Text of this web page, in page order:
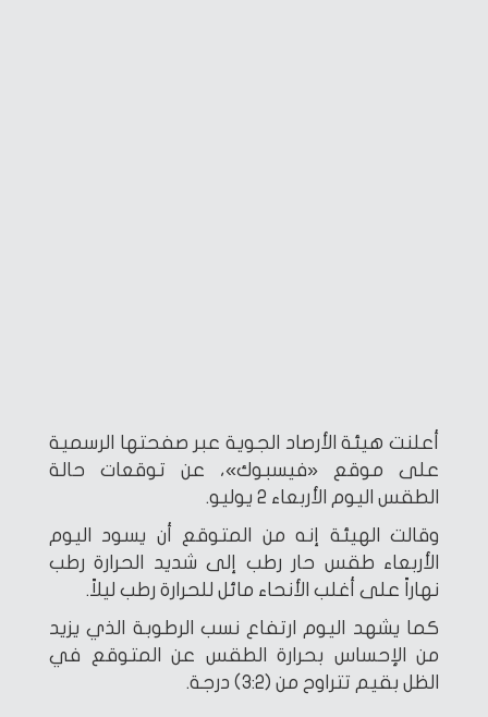
أعلنت هيئة الأرصاد الجوية عبر صفحتها الرسمية
على موقع «فيسبوك»، عن توقعات حالة
الطقس اليوم الأربعاء 2 يوليو.
وقالت الهيئة إنه من المتوقع أن يسود اليوم
الأربعاء طقس حار رطب إلى شديد الحرارة رطب
نهاراً على أغلب الأنحاء مائل للحرارة رطب ليلاً.
كما يشهد اليوم ارتفاع نسب الرطوبة الذي يزيد
من الإحساس بحرارة الطقس عن المتوقع في
الظل بقيم تتراوح من (3:2) درجة.